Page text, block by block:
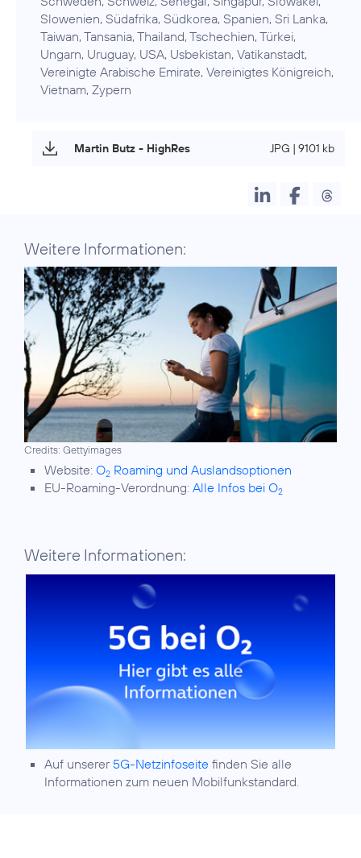
Slowenien, Südafrika, Südkorea, Spanien, Sri Lanka,
Taiwan, Tansania, Thailand, Tschechien, Türkei,
Ungarn, Uruguay, USA, Usbekistan, Vatikanstadt,
Vereinigte Arabische Emirate, Vereinigtes Königreich,
Vietnam, Zypern
Martin Butz - HighRes JPG | 9101 kb
Weitere Informationen:
Credits: Gettyimages
Website: O2 Roaming und Auslandsoptionen
EU-Roaming-Verordnung: Alle Infos bei O2
Weitere Informationen:
Auf unserer 5G-Netzinfoseite finden Sie alle
Informationen zum neuen Mobilfunkstandard.